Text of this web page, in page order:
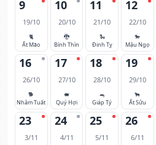
9
19/10
🐈
Ất Mão
10
20/10
🐉
Bính Thìn
11
21/10
🐍
Đinh Tỵ
12
22/10
🐎
Mậu Ngọ
16
26/10
🐕
Nhâm Tuất
17
27/10
🐖
Quý Hợi
18
28/10
🐀
Giáp Tý
19
29/10
🐂
Ất Sửu
23
3/11
24
4/11
25
5/11
26
6/11